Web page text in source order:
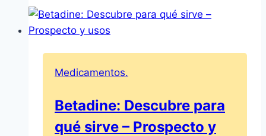
Ficha
técnica
de
los
comprimidos
recubiertos
Medicamentos.
Betadine: Descubre para
qué sirve – Prospecto y